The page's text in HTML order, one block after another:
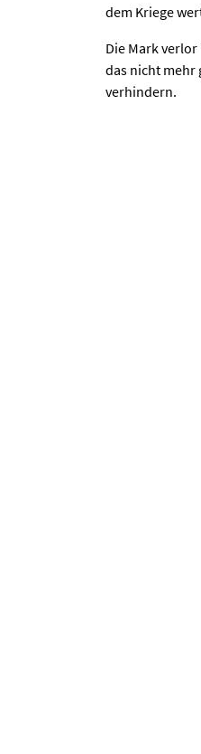
dem Kriege
Die Mark
das nicht mehr
verhindern.